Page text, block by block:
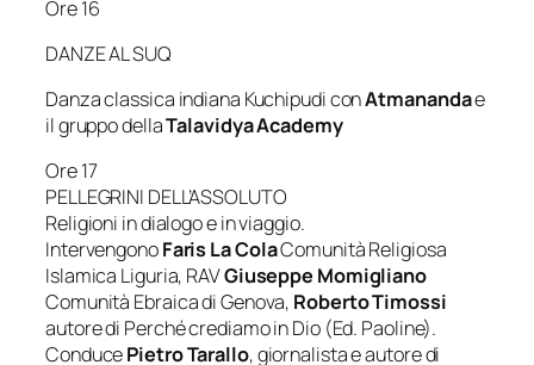
Ore 16
DANZE AL SUQ
Danza classica indiana Kuchipudi conAtmanandae
il gruppo dellaTalavidya Academy
Ore 17
PELLEGRINI DELL’ASSOLUTO
Religioni in dialogo e in viaggio.
IntervengonoFaris La ColaComunità Religiosa
Islamica Liguria, RAVGiuseppe Momigliano
Comunità Ebraica di Genova, Roberto Timossi
autore di Perché crediamo in Dio (Ed. Paoline).
ConducePietro Tarallo, giornalista e autore di